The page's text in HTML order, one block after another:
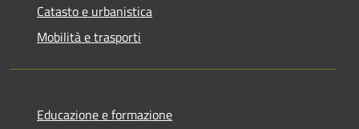
Catasto e urbanistica
Mobilità e trasporti
Educazione e formazione